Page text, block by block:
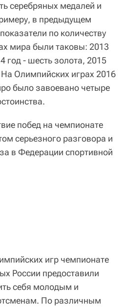
серебряных медалей и
в предыдущем
по количеству
мира были таковы: 2013
год - шесть золота, 2015
На Олимпийских играх 2016
было завоевано четыре
побед на чемпионате
серьезного разговора и
в Федерации спортивной
игр чемпионате
России предоставили
себя молодым и
По различным